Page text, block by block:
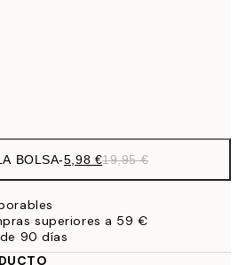
BOLSA-5,98 €19,95 €
superiores a 59 €
90 días